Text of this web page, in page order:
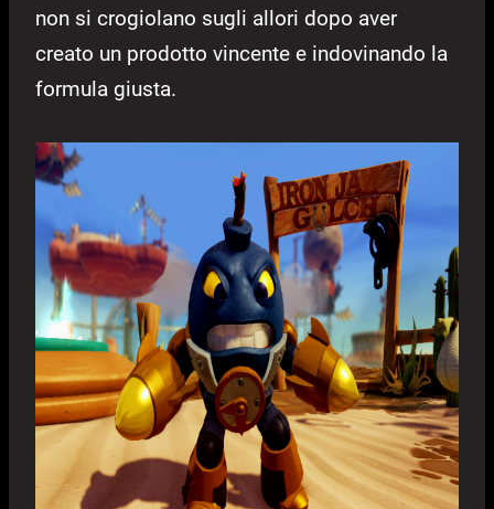
non si crogiolano sugli allori dopo aver
creato un prodotto vincente e indovinando la
formula giusta.